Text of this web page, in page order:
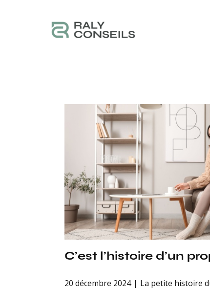
C’est l’histoire d’un
20 décembre 2024 La petite histoire